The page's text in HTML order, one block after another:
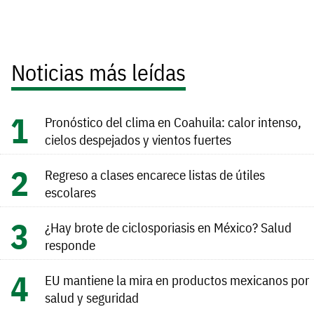
Noticias más leídas
Pronóstico del clima en Coahuila: calor intenso,
cielos despejados y vientos fuertes
Regreso a clases encarece listas de útiles
escolares
¿Hay brote de ciclosporiasis en México? Salud
responde
EU mantiene la mira en productos mexicanos por
salud y seguridad